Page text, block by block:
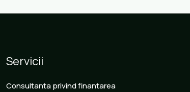
Servicii
Consultanta privind finantarea